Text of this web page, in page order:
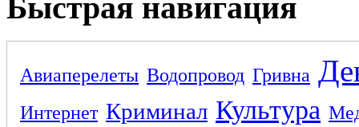
Быстрая навигация
Авиаперелеты Водопровод Гривна
Интернет Криминал Культура